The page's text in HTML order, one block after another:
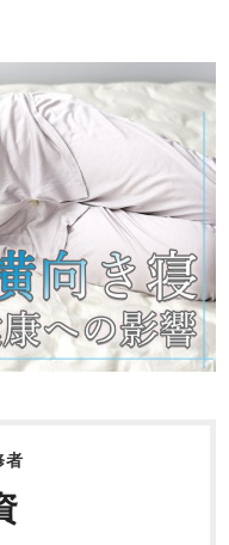
冬
ャマ
新着商品
- New Arrival -
新着商品
- New Arrival -
ちら
かぶり スリーパー
・バスロ
ーブ
者